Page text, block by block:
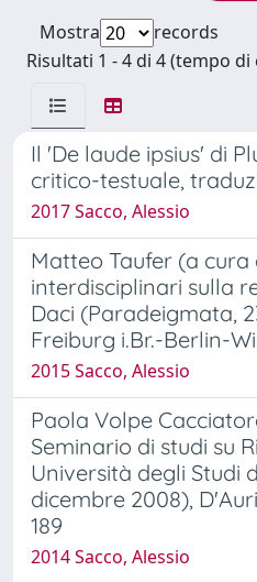
Mostra
records
Risultati 1 - 4 di 4 (tempo
Il 'De laude ipsius' di
critico-testuale,
2017 Sacco, Alessio
Matteo Taufer (a cura
interdisciplinari sulla
Daci (Paradeigmata,
Freiburg i.Br.-Berlin-
2015 Sacco, Alessio
Paola Volpe
Seminario di studi su
Università degli Studi
dicembre 2008),
189
2014 Sacco, Alessio